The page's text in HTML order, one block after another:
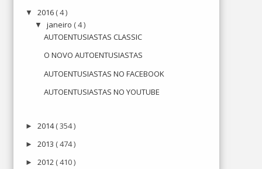
▼ 2016 ( 4 )
▼ janeiro ( 4 )
AUTOENTUSIASTAS CLASSIC
O NOVO AUTOENTUSIASTAS
AUTOENTUSIASTAS NO FACEBOOK
AUTOENTUSIASTAS NO YOUTUBE
► 2014( 354 )
► 2013 ( 474 )
► 2012 ( 410 )